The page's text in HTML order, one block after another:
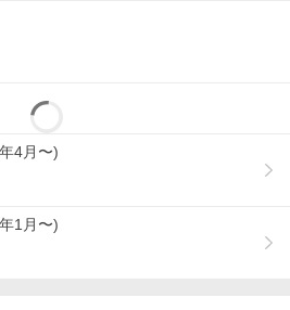
4月〜)
1月〜)